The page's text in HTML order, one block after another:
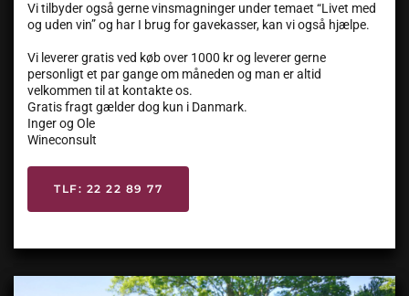
Vi tilbyder også gerne vinsmagninger under temaet “Livet med
og uden vin” og har I brug for gavekasser, kan vi også hjælpe.
Vi leverer gratis ved køb over 1000 kr og leverer gerne
personligt et par gange om måneden og man er altid
velkommen til at kontakte os.
Gratis fragt gælder dog kun i Danmark.
Inger og Ole
Wineconsult
TLF: 22 22 89 77